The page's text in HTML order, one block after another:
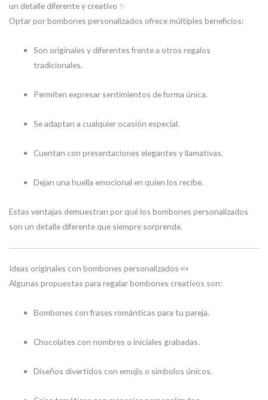
un detalle diferente y creativo ✨
Optar por bombones personalizados ofrece múltiples beneficios:
Son originales y diferentes frente a otros regalos
tradicionales.
Permiten expresar sentimientos de forma única.
Se adaptan a cualquier ocasión especial.
Cuentan con presentaciones elegantes y llamativas.
Dejan una huella emocional en quien los recibe.
Estas ventajas demuestran por qué los bombones personalizados
son un detalle diferente que siempre sorprende.
Ideas originales con bombones personalizados 🍬
Algunas propuestas para regalar bombones creativos son:
Bombones con frases románticas para tu pareja.
Chocolates con nombres o iniciales grabadas.
Diseños divertidos con emojis o símbolos únicos.